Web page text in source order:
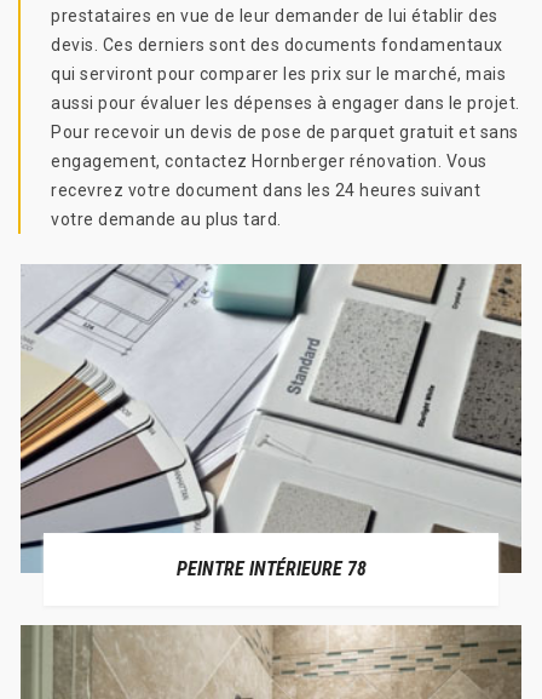
prestataires en vue de leur demander de lui établir des
devis. Ces derniers sont des documents fondamentaux
qui serviront pour comparer les prix sur le marché, mais
aussi pour évaluer les dépenses à engager dans le projet.
Pour recevoir un devis de pose de parquet gratuit et sans
engagement, contactez Hornberger rénovation. Vous
recevrez votre document dans les 24 heures suivant
votre demande au plus tard.
PEINTRE INTÉRIEURE 78